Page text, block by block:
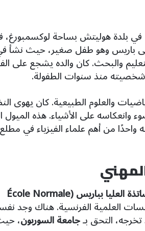
في بلدة هوليتش بساحة لوكسمبورغ،
باريس وهو طفل صغير، حيث نشأ
والبحث. كان والده يشجع على
شخصيته منذ سنوات الطفولة.
والعلوم الطبيعية. كان يهوى
وانعكاسه على الأشياء. هذه الميول
من أهم علماء الفيزياء في
مدرسة الأساتذة العليا بباريس (École Normale
العلمية الفرنسية. هناك وجد
التحق بـجامعة السوربون،